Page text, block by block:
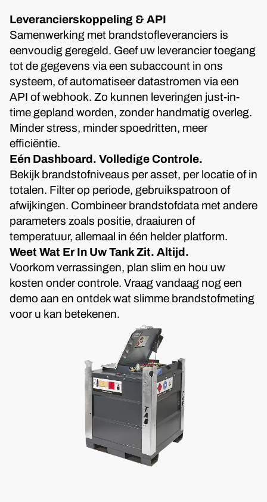
Leverancierskoppeling & API
Samenwerking met brandstofleveranciers is
eenvoudig geregeld. Geef uw leverancier toegang
tot de gegevens via een subaccount in ons
systeem, of automatiseer datastromen via een
API of webhook. Zo kunnen leveringen just-in-
time gepland worden, zonder handmatig overleg.
Minder stress, minder spoedritten, meer
efficiëntie.
Eén Dashboard. Volledige Controle.
Bekijk brandstofniveaus per asset, per locatie of in
totalen. Filter op periode, gebruikspatroon of
afwijkingen. Combineer brandstofdata met andere
parameters zoals positie, draaiuren of
temperatuur, allemaal in één helder platform.
Weet Wat Er In Uw Tank Zit. Altijd.
Voorkom verrassingen, plan slim en hou uw
kosten onder controle. Vraag vandaag nog een
demo aan en ontdek wat slimme brandstofmeting
voor u kan betekenen.